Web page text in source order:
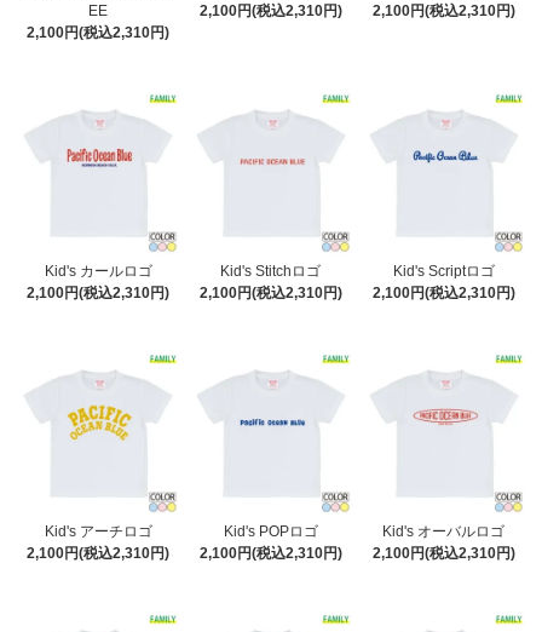
EE
2,100円(税込2,310円)
2,100円(税込2,310円)
2,100円(税込2,310円)
Kid's カールロゴ
2,100円(税込2,310円)
Kid's Stitchロゴ
2,100円(税込2,310円)
Kid's Scriptロゴ
2,100円(税込2,310円)
Kid's アーチロゴ
2,100円(税込2,310円)
Kid's POPロゴ
2,100円(税込2,310円)
Kid's オーバルロゴ
2,100円(税込2,310円)